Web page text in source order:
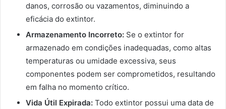
danos, corrosão ou vazamentos, diminuindo a
eficácia do extintor.
Armazenamento Incorreto: Se o extintor for
armazenado em condições inadequadas, como altas
temperaturas ou umidade excessiva, seus
componentes podem ser comprometidos, resultando
em falha no momento crítico.
Vida Útil Expirada: Todo extintor possui uma data de